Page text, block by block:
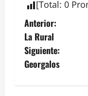
[Total: 0
N
a
v
Anterior:
La Rural
Siguiente:
Georgalos